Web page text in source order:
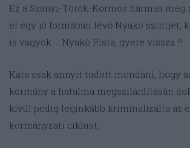
Ez a Szanyi-Török-Kormos hármas
el egy jó formában lévő Nyakó szintjét,
is vagyok … Nyakó Pista, gyere vissza !!!
Kata csak annyit tudott mondani, hogy
kormány a hatalma megszilárdításán
kívül pedig leginkább kriminalizálta az
kormányzati ciklust.